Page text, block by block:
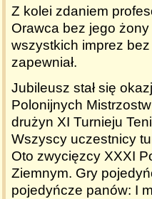
Z kolei zdaniem
Orawca bez jego żony
wszystkich imprez
zapewniał.
Jubileusz stał się
Polonijnych
drużyn XI Turnieju
Wszyscy uczestnicy
Oto zwycięzcy XXXI
Ziemnym. Gry
pojedyńcze panów: I